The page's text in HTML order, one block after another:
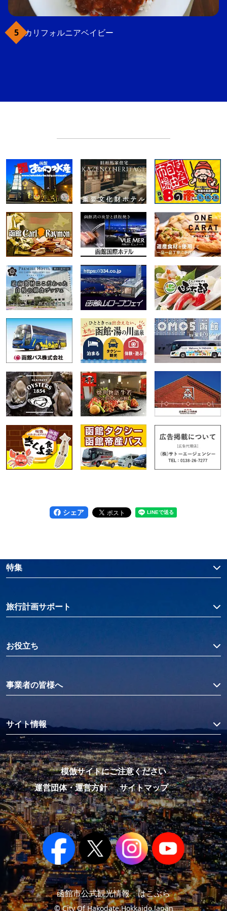
カリフォルニアベイビー
シェア
特集
旅行計画サポート
お役立ち
事業者の皆様へ
サイト情報
模倣サイトにご注意ください
運営団体・運営方針
サイトマップ
函館市公式観光情報 はこぶら
© City Of Hakodate,Hokkaido,Japan